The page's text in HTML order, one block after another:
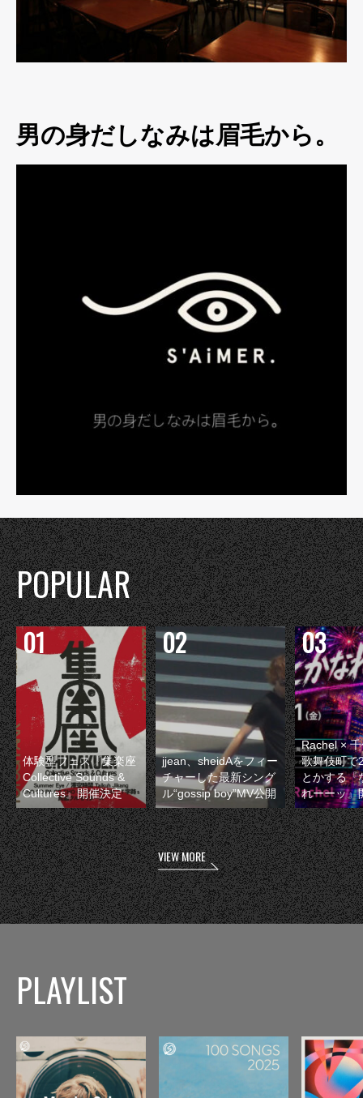
男の身だしなみは眉毛から。
POPULAR
体験型フェス『集楽座
Collective Sounds &
Cultures』開催決定
jjean、sheidAをフィー
チャーした最新シング
ル“gossip boy”MV公開
Rachel ×
歌舞伎町で
とかする『
れーーッ』
VIEW MORE
PLAYLIST